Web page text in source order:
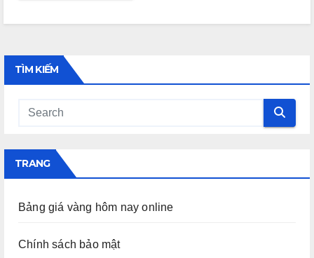
TÌM KIẾM
TRANG
Bảng giá vàng hôm nay online
Chính sách bảo mật